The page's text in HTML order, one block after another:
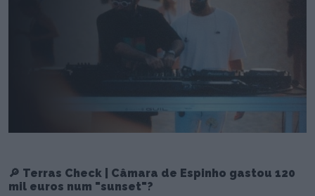
🔎 Terras Check | Câmara de Espinho gastou 120
mil euros num "sunset"?